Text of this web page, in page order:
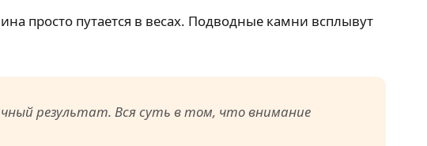
просто путается в весах. Подводные камни всплывут
результат. Вся суть в том, что внимание